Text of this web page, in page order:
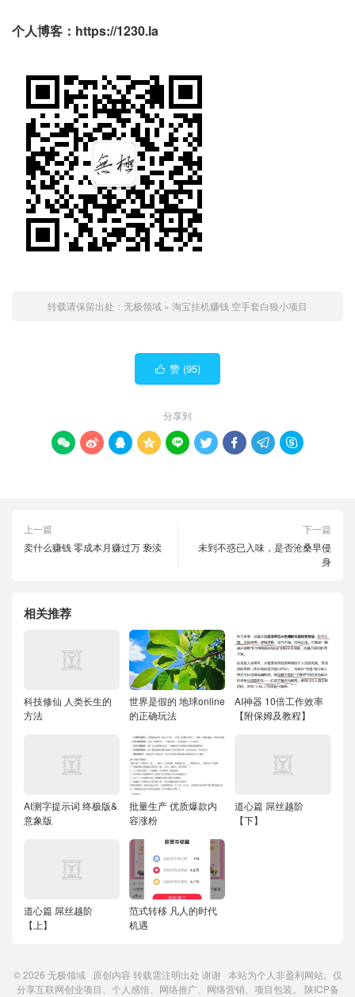
个人博客：https://1230.la
转载请保留出处： 无极领域 » 淘宝挂机赚钱 空手套白狼小项目
 赞 (95)
分享到
        
上一篇
卖什么赚钱 零成本月赚过万 亵渎
下一篇
未到不惑已入味，是否沧桑早侵
身
相关推荐
科技修仙 人类长生的
方法
世界是假的 地球online
的正确玩法
AI神器 10倍工作效率
【附保姆及教程】
AI测字提示词 终极版&
意象版
批量生产 优质爆款内
容涨粉
道心篇 屌丝越阶
【下】
道心篇 屌丝越阶
【上】
范式转移 凡人的时代
机遇
© 2026 无极领域 原创内容 转载需注明出处 谢谢 本站为个人非盈利网站。仅
分享互联网创业项目、个人感悟、网络推广、网络营销、项目包装。 陕ICP备